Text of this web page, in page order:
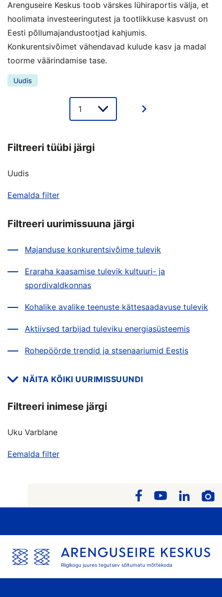
Arenguseire Keskus toob värskes lühiraportis välja, et
hoolimata investeeringutest ja tootlikkuse kasvust on
Eesti põllumajandustootjad kahjumis.
Konkurentsivõimet vähendavad kulude kasv ja madal
toorme väärindamise tase.
Uudis
valik
Filtreeri tüübi järgi
Uudis
Eemalda filter
Filtreeri uurimissuuna järgi
Majanduse konkurentsivõime tulevik
Eraraha kaasamise tulevik kultuuri- ja
spordivaldkonnas
Kohalike avalike teenuste kättesaadavuse tulevik
Aktiivsed tarbijad tuleviku energiasüsteemis
Rohepöörde trendid ja stsenaariumid Eestis
NÄITA KÕIKI UURIMISSUUNDI
Filtreeri inimese järgi
Uku Varblane
Eemalda filter
Riigikogu juures tegutsev sõltumatu mõttekoda